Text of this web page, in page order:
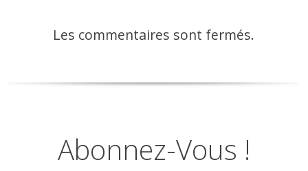
Les commentaires sont fermés.
Abonnez-Vous !